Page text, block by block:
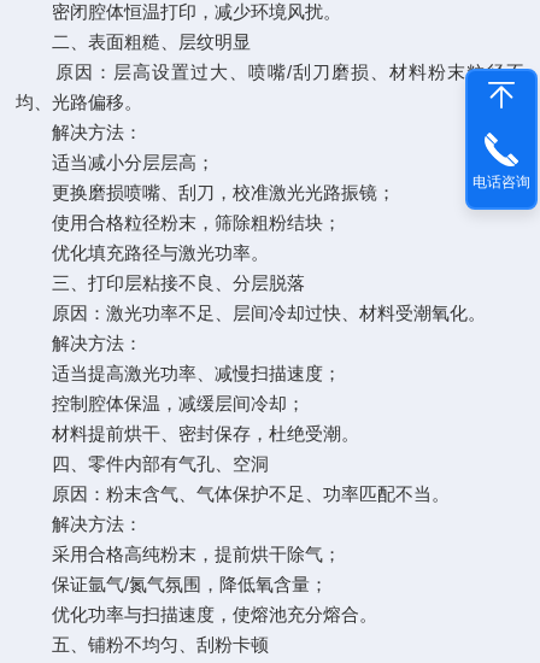
密闭腔体恒温打印，减少环境风扰。
二、表面粗糙、层纹明显
原因：层高设置过大、喷嘴/刮刀磨损、材料粉末粒径不
均、光路偏移。
解决方法：
适当减小分层层高；
更换磨损喷嘴、刮刀，校准激光光路振镜；
使用合格粒径粉末，筛除粗粉结块；
优化填充路径与激光功率。
三、打印层粘接不良、分层脱落
原因：激光功率不足、层间冷却过快、材料受潮氧化。
解决方法：
适当提高激光功率、减慢扫描速度；
控制腔体保温，减缓层间冷却；
材料提前烘干、密封保存，杜绝受潮。
四、零件内部有气孔、空洞
原因：粉末含气、气体保护不足、功率匹配不当。
解决方法：
采用合格高纯粉末，提前烘干除气；
保证氩气/氮气氛围，降低氧含量；
优化功率与扫描速度，使熔池充分熔合。
五、铺粉不均匀、刮粉卡顿
电话咨询